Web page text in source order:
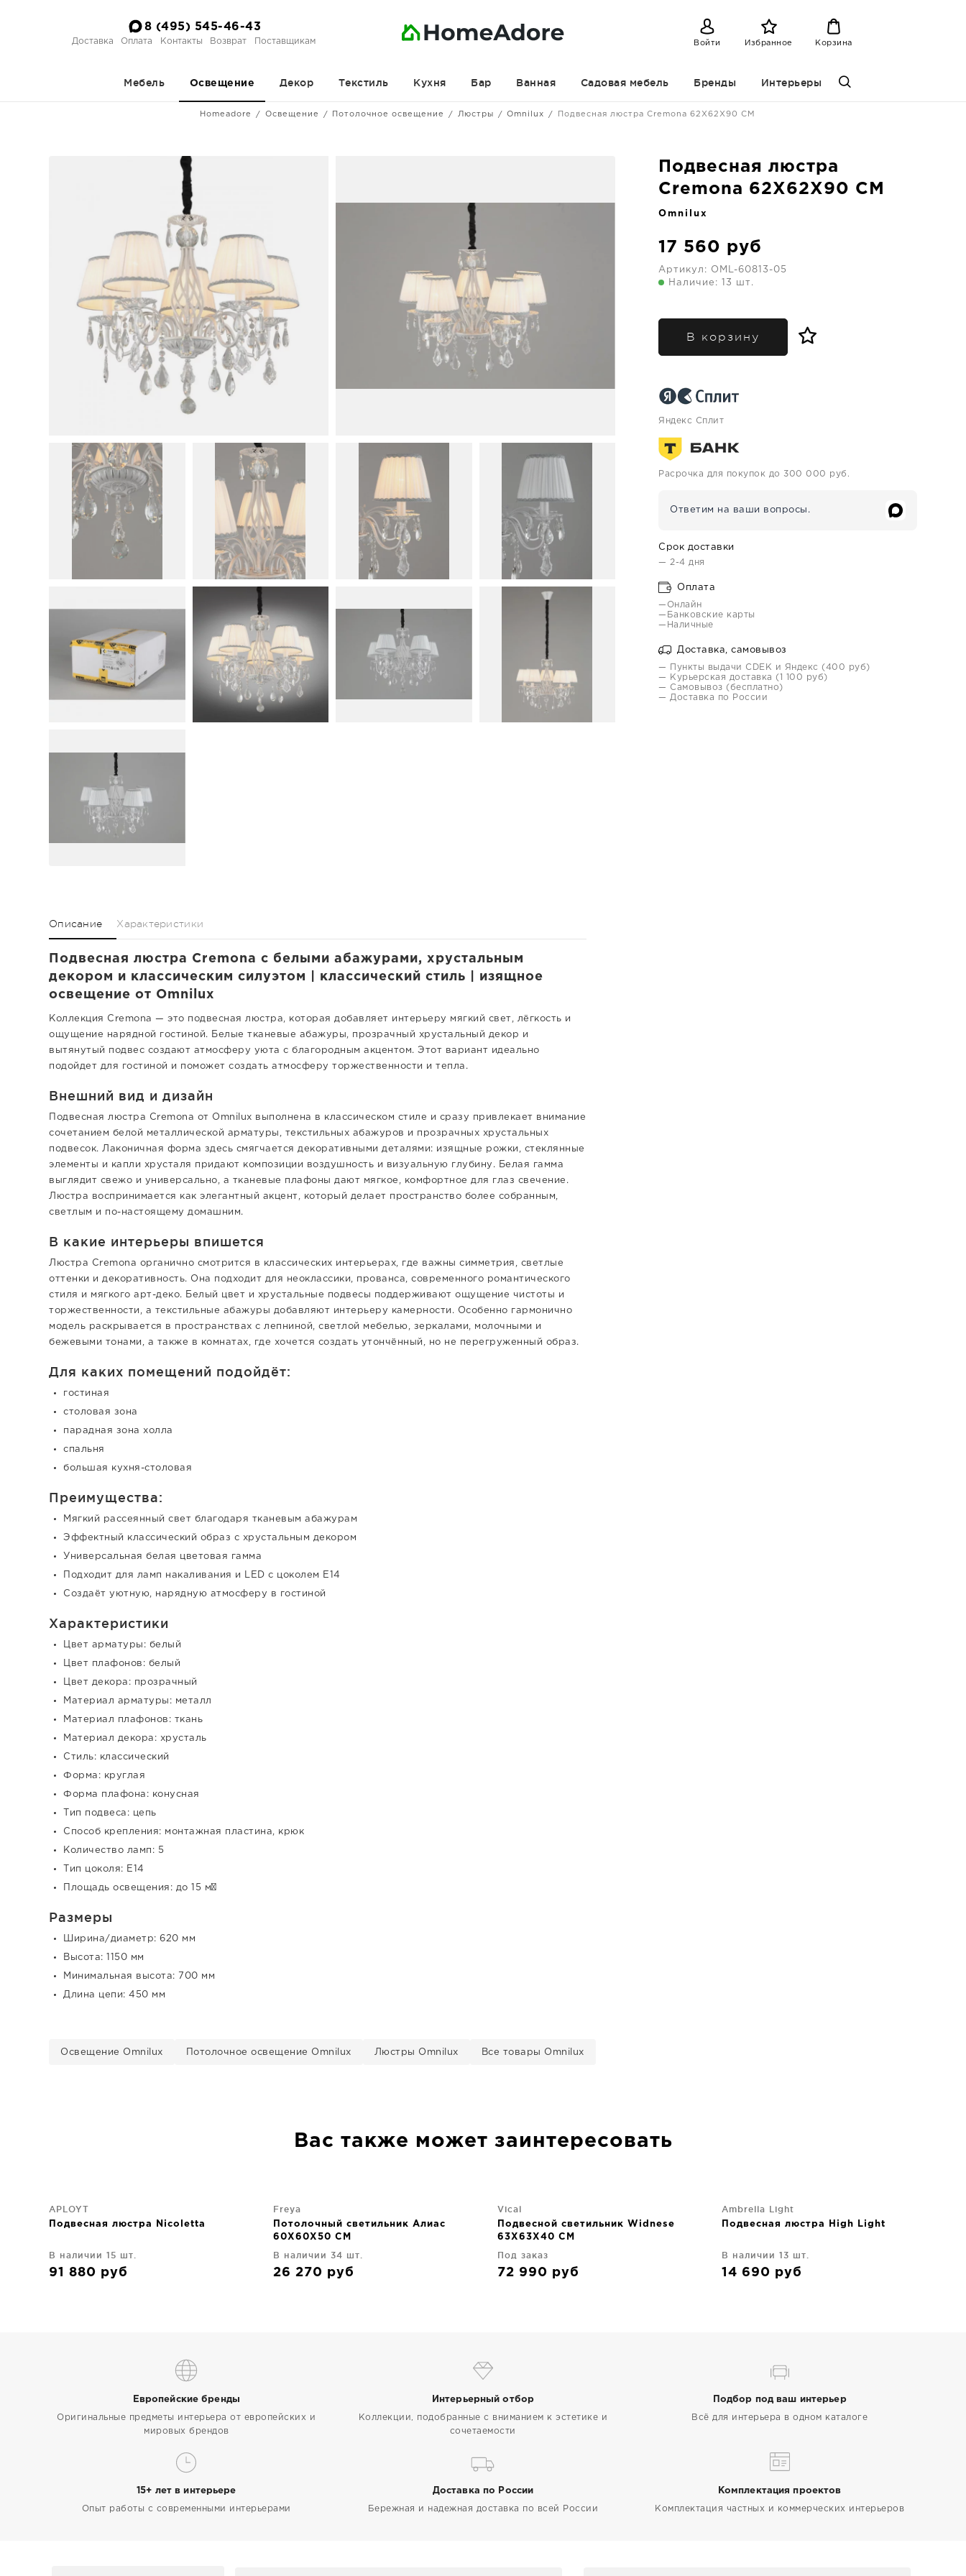
8 (495) 545-46-43
Доставка Оплата Контакты Возврат Поставщикам Войти Избранное Корзина
Мебель Освещение Декор Текстиль Кухня Бар Ванная Садовая мебель Бренды Интерьеры
Homeadore Освещение Потолочное освещение Люстры Omnilux Подвесная люстра Cremona 62X62X90 CM
Подвесная люстра
Cremona 62X62X90 CM
Omnilux
17 560 руб
Артикул: OML-60813-05
Наличие: 13 шт.
В корзину
Яндекс Сплит
Расрочка для покупок до 300 000 руб.
Ответим на ваши вопросы.
Срок доставки
— 2-4 дня
Оплата
—Онлайн
—Банковские карты
—Наличные
Доставка, самовывоз
— Пункты выдачи CDEK и Яндекс (400 руб)
— Курьерская доставка (1 100 руб)
— Самовывоз (бесплатно)
— Доставка по России
Описание Характеристики
Подвесная люстра Cremona с белыми абажурами, хрустальным
декором и классическим силуэтом | классический стиль | изящное
освещение от Omnilux
Коллекция Cremona — это подвесная люстра, которая добавляет интерьеру мягкий свет, лёгкость и
ощущение нарядной гостиной. Белые тканевые абажуры, прозрачный хрустальный декор и
вытянутый подвес создают атмосферу уюта с благородным акцентом. Этот вариант идеально
подойдет для гостиной и поможет создать атмосферу торжественности и тепла.
Внешний вид и дизайн
Подвесная люстра Cremona от Omnilux выполнена в классическом стиле и сразу привлекает внимание
сочетанием белой металлической арматуры, текстильных абажуров и прозрачных хрустальных
подвесок. Лаконичная форма здесь смягчается декоративными деталями: изящные рожки, стеклянные
элементы и капли хрусталя придают композиции воздушность и визуальную глубину. Белая гамма
выглядит свежо и универсально, а тканевые плафоны дают мягкое, комфортное для глаз свечение.
Люстра воспринимается как элегантный акцент, который делает пространство более собранным,
светлым и по-настоящему домашним.
В какие интерьеры впишется
Люстра Cremona органично смотрится в классических интерьерах, где важны симметрия, светлые
оттенки и декоративность. Она подходит для неоклассики, прованса, современного романтического
стиля и мягкого арт-деко. Белый цвет и хрустальные подвесы поддерживают ощущение чистоты и
торжественности, а текстильные абажуры добавляют интерьеру камерности. Особенно гармонично
модель раскрывается в пространствах с лепниной, светлой мебелью, зеркалами, молочными и
бежевыми тонами, а также в комнатах, где хочется создать утончённый, но не перегруженный образ.
Для каких помещений подойдёт:
гостиная
столовая зона
парадная зона холла
спальня
большая кухня-столовая
Преимущества:
Мягкий рассеянный свет благодаря тканевым абажурам
Эффектный классический образ с хрустальным декором
Универсальная белая цветовая гамма
Подходит для ламп накаливания и LED с цоколем E14
Создаёт уютную, нарядную атмосферу в гостиной
Характеристики
Цвет арматуры: белый
Цвет плафонов: белый
Цвет декора: прозрачный
Материал арматуры: металл
Материал плафонов: ткань
Материал декора: хрусталь
Стиль: классический
Форма: круглая
Форма плафона: конусная
Тип подвеса: цепь
Способ крепления: монтажная пластина, крюк
Количество ламп: 5
Тип цоколя: E14
Площадь освещения: до 15 м²
Размеры
Ширина/диаметр: 620 мм
Высота: 1150 мм
Минимальная высота: 700 мм
Длина цепи: 450 мм
Освещение Omnilux Потолочное освещение Omnilux Люстры Omnilux Все товары Omnilux
Вас также может заинтересовать
APLOYT
Подвесная люстра Nicoletta
В наличии 15 шт.
91 880 руб
Freya
Потолочный светильник Алиас
60X60X50 CM
В наличии 34 шт.
26 270 руб
Vical
Подвесной светильник Widnese
63X63X40 CM
Под заказ
72 990 руб
Ambrella Light
Подвесная люстра High Light
В наличии 13 шт.
14 690 руб
Европейские бренды
Оригинальные предметы интерьера от европейских и
мировых брендов
Интерьерный отбор
Коллекции, подобранные с вниманием к эстетике и
сочетаемости
Подбор под ваш интерьер
Всё для интерьера в одном каталоге
15+ лет в интерьере
Опыт работы с современными интерьерами
Доставка по России
Бережная и надежная доставка по всей России
Комплектация проектов
Комплектация частных и коммерческих интерьеров